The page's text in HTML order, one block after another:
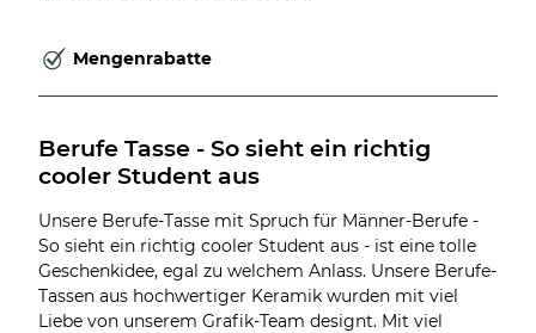
Mengenrabatte
Berufe Tasse - So sieht ein richtig
cooler Student aus
Unsere Berufe-Tasse mit Spruch für Männer-Berufe -
So sieht ein richtig cooler Student aus - ist eine tolle
Geschenkidee, egal zu welchem Anlass. Unsere Berufe-
Tassen aus hochwertiger Keramik wurden mit viel
Liebe von unserem Grafik-Team designt. Mit viel